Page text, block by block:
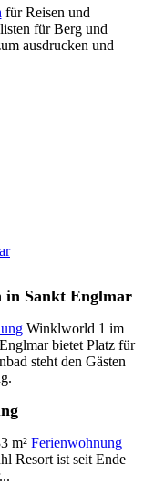
für Reisen und
für Berg und
ausdrucken und
in Sankt Englmar
Winklworld 1 im
bietet Platz für
steht den Gästen
m² Ferienwohnung
Resort ist seit Ende